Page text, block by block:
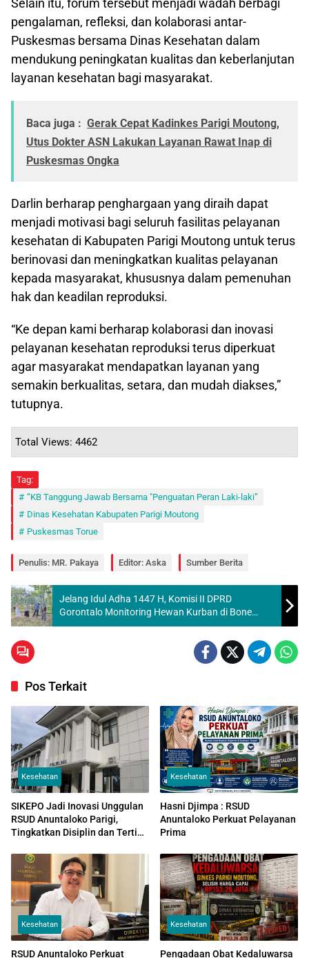
Selain itu, forum tersebut menjadi wadah berbagi
pengalaman, refleksi, dan kolaborasi antar-
Puskesmas bersama Dinas Kesehatan dalam
mendukung peningkatan kualitas dan keberlanjutan
layanan kesehatan bagi masyarakat.
Baca juga : Gerak Cepat Kadinkes Parigi Moutong,
Utus Dokter ASN Lakukan Layanan Rawat Inap di
Puskesmas Ongka
Darlin berharap penghargaan yang diraih dapat
menjadi motivasi bagi seluruh fasilitas pelayanan
kesehatan di Kabupaten Parigi Moutong untuk terus
berinovasi dan meningkatkan kualitas pelayanan
kepada masyarakat, khususnya dalam pemenuhan
hak dan keadilan reproduksi.
“Ke depan kami berharap kolaborasi dan inovasi
pelayanan kesehatan reproduksi terus diperkuat
agar masyarakat mendapatkan layanan yang
semakin berkualitas, setara, dan mudah diakses,”
tutupnya.
Total Views: 4462
Tag:
“KB Tanggung Jawab Bersama "Penguatan Peran Laki-laki”
Dinas Kesehatan Kabupaten Parigi Moutong
Puskesmas Torue
Penulis: MR. Pakaya Editor: Aska Sumber Berita
Jelang Idul Adha 1447 H, Komisi II DPRD
Gorontalo Monitoring Hewan Kurban di Bone
Bolango
Pos Terkait
Kesehatan
SIKEPO Jadi Inovasi Unggulan
RSUD Anuntaloko Parigi,
Tingkatkan Disiplin dan Tertib
Kesehatan
Hasni Djimpa : RSUD
Anuntaloko Perkuat Pelayanan
Prima
Kesehatan
RSUD Anuntaloko Perkuat
Kesehatan
Pengadaan Obat Kedaluwarsa